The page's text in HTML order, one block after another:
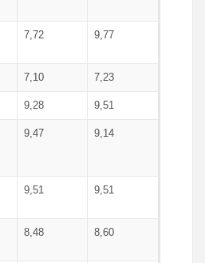
7,72 9,77
7,10 7,23
9,28 9,51
9,47 9,14
9,51 9,51
8,48 8,60